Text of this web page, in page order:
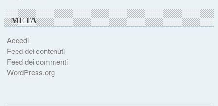
META
Accedi
Feed dei contenuti
Feed dei commenti
WordPress.org